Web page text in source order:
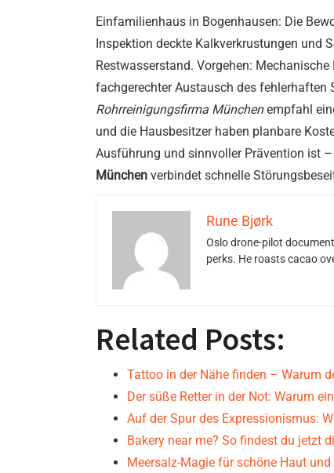
Einfamilienhaus in Bogenhausen: Die
Inspektion deckte Kalkverkrustungen und
Restwasserstand. Vorgehen:
fachgerechter Austausch des
Rohrreinigungsfirma Münchenempfahl
und die Hausbesitzer haben planbare
Ausführung und sinnvoller Prävention ist
München verbindet schnelle
Rune Bjørk
Oslo drone-pilot
perks. He roasts cacao
Related Posts:
Tattoo in der Nähe finden – Warum
Der süße Retter in der Not: Warum
Auf der Spur des Expressionismus:
Bakery near me? So findest du jetzt
Meersalz-Magie für schöne Haut